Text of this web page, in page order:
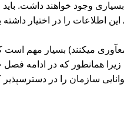
وجود خواهند داشت. باید
را در اختیار داشته
می‏کنند) بسیار مهم
همانطور که در ادامه فصل
سازمان را در دسترس‏پذیر